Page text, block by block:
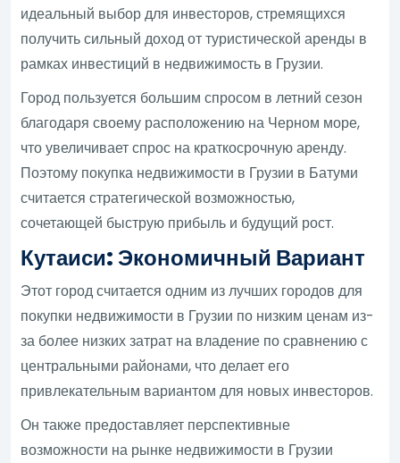
идеальный выбор для инвесторов, стремящихся
получить сильный доход от туристической аренды в
рамках инвестиций в недвижимость в Грузии.
Город пользуется большим спросом в летний сезон
благодаря своему расположению на Черном море,
что увеличивает спрос на краткосрочную аренду.
Поэтому покупка недвижимости в Грузии в Батуми
считается стратегической возможностью,
сочетающей быструю прибыль и будущий рост.
Кутаиси: Экономичный Вариант
Этот город считается одним из лучших городов для
покупки недвижимости в Грузии по низким ценам из-
за более низких затрат на владение по сравнению с
центральными районами, что делает его
привлекательным вариантом для новых инвесторов.
Он также предоставляет перспективные
возможности на рынке недвижимости в Грузии